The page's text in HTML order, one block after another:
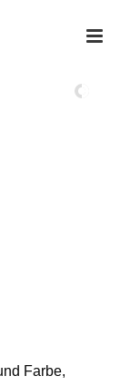
Farbe,